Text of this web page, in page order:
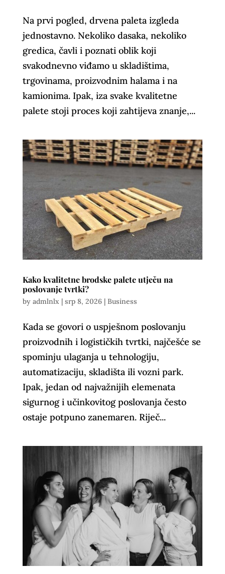
Na prvi pogled, drvena paleta izgleda
jednostavno. Nekoliko dasaka, nekoliko
gredica, čavli i poznati oblik koji
svakodnevno viđamo u skladištima,
trgovinama, proizvodnim halama i na
kamionima. Ipak, iza svake kvalitetne
palete stoji proces koji zahtijeva znanje,...
Kako kvalitetne brodske palete utječu na
poslovanje tvrtki?
by admlnlx| srp 8, 2026| Business
Kada se govori o uspješnom poslovanju
proizvodnih i logističkih tvrtki, najčešće se
spominju ulaganja u tehnologiju,
automatizaciju, skladišta ili vozni park.
Ipak, jedan od najvažnijih elemenata
sigurnog i učinkovitog poslovanja često
ostaje potpuno zanemaren. Riječ...